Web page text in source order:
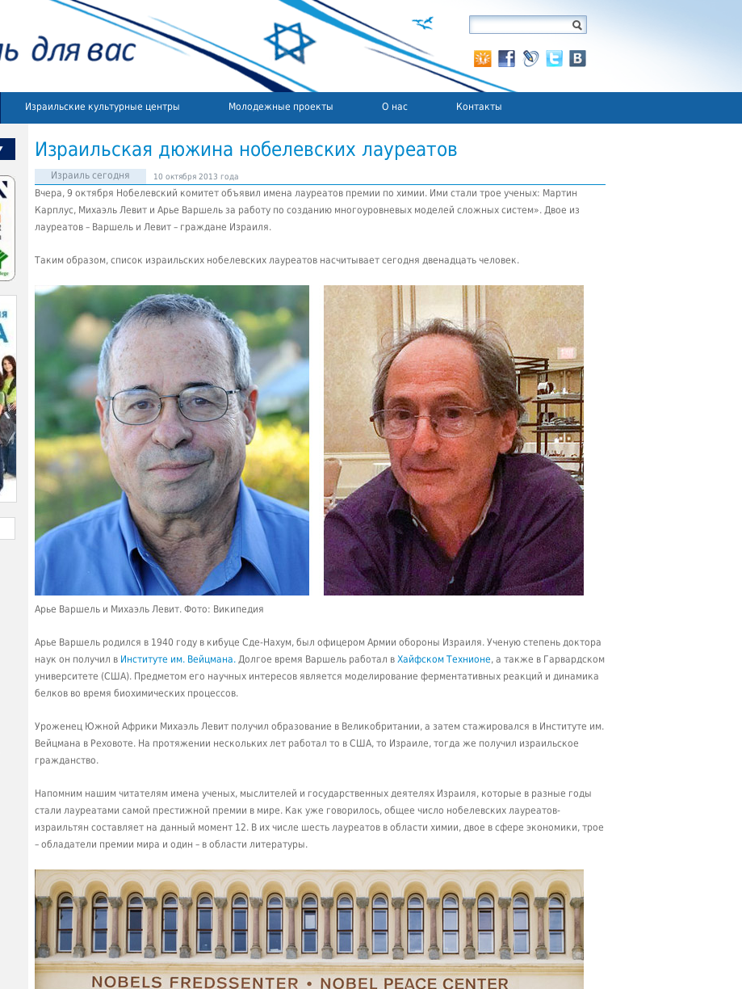
Израильские культурные центры Молодежные проекты О нас Контакты
Израильская дюжина нобелевских лауреатов
Израиль сегодня 10 октября 2013 года
Вчера, 9 октября Нобелевский комитет объявил имена лауреатов премии по химии. Ими стали трое ученых: Мартин
Карплус, Михаэль Левит и Арье Варшель за работу по созданию многоуровневых моделей сложных систем». Двое из
лауреатов – Варшель и Левит – граждане Израиля.
Таким образом, список израильских нобелевских лауреатов насчитывает сегодня двенадцать человек.
Арье Варшель и Михаэль Левит. Фото: Википедия
Арье Варшель родился в 1940 году в кибуце Сде-Нахум, был офицером Армии обороны Израиля. Ученую степень доктора
наук он получил в Институте им. Вейцмана. Долгое время Варшель работал в Хайфском Технионе, а также в Гарвардском
университете (США). Предметом его научных интересов является моделирование ферментативных реакций и динамика
белков во время биохимических процессов.
Уроженец Южной Африки Михаэль Левит получил образование в Великобритании, а затем стажировался в Институте им.
Вейцмана в Реховоте. На протяжении нескольких лет работал то в США, то Израиле, тогда же получил израильское
гражданство.
Напомним нашим читателям имена ученых, мыслителей и государственных деятелях Израиля, которые в разные годы
стали лауреатами самой престижной премии в мире. Как уже говорилось, общее число нобелевских лауреатов-
израильтян составляет на данный момент 12. В их числе шесть лауреатов в области химии, двое в сфере экономики, трое
– обладатели премии мира и один – в области литературы.